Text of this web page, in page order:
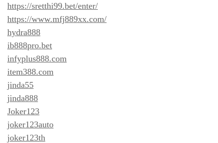
https://sretthi99.bet/enter/
https://www.mfj889xx.com/
hydra888
ib888pro.bet
infyplus888.com
item388.com
jinda55
jinda888
Joker123
joker123auto
joker123th